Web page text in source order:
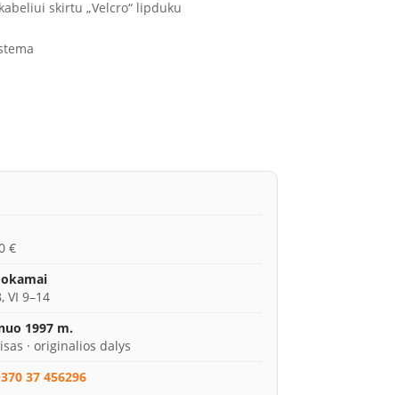
skirtu „Velcro“ lipduku
€
VI 9–14
1997 m.
· originalios dalys
37 456296